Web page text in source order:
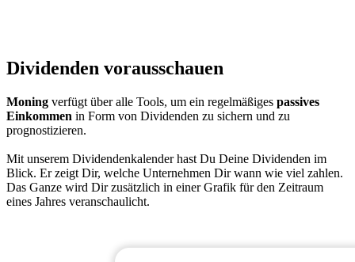
Dividenden vorausschauen
Moning verfügt über alle Tools, um ein regelmäßiges passives
Einkommen in Form von Dividenden zu sichern und zu
prognostizieren.
Mit unserem Dividendenkalender hast Du Deine Dividenden im
Blick. Er zeigt Dir, welche Unternehmen Dir wann wie viel zahlen.
Das Ganze wird Dir zusätzlich in einer Grafik für den Zeitraum
eines Jahres veranschaulicht.